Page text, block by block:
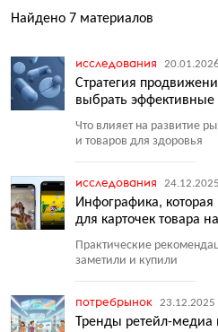
Найдено 7 материалов
исследования
Стратегия
выбрать
Что влияет на развитие
и товаров для здоровья
исследования
Инфографика,
для карточек товара
Практические
заметили и купили
потребрынок 23.12.2025
Тренды ретейл-медиа